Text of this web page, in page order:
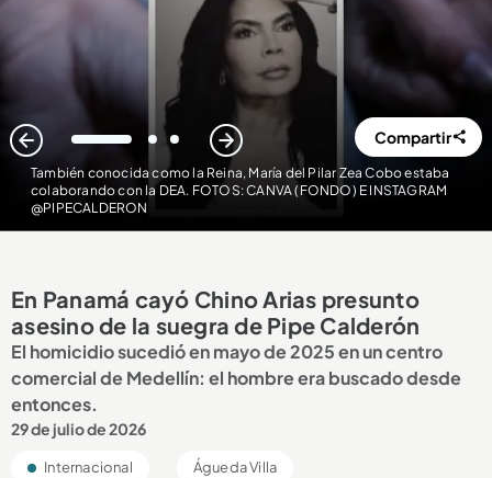
También conocida como la Reina, María del Pilar Zea Cobo estaba
colaborando con la DEA. FOTOS: CANVA (FONDO) E INSTAGRAM
@PIPECALDERON
1 2 3 Compartir
En Panamá cayó Chino Arias presunto
asesino de la suegra de Pipe Calderón
El homicidio sucedió en mayo de 2025 en un centro
comercial de Medellín: el hombre era buscado desde
entonces.
29 de julio de 2026
Internacional Águeda Villa